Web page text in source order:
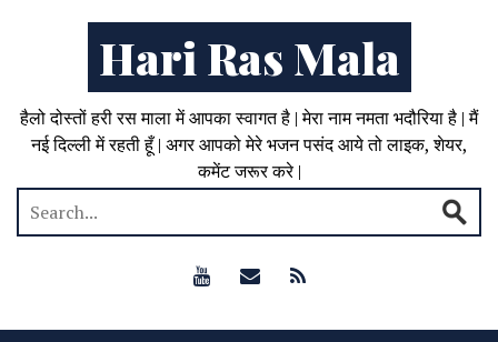
Hari Ras Mala
हैलो दोस्तों हरी रस माला में आपका स्वागत है | मेरा नाम नमता भदौरिया है | मैं
नई दिल्ली में रहती हूँ | अगर आपको मेरे भजन पसंद आये तो लाइक, शेयर,
कमेंट जरूर करे |